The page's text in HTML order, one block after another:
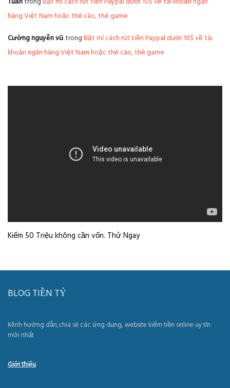
hàng Việt Nam hoặc thẻ cào, thẻ game
Cường nguyễn vũtrongBật mí cách rút tiền Paypal dưới 10$ về tài
khoản ngân hàng Việt Nam hoặc thẻ cào, thẻ game
Kiếm 50 Triệu không cần vốn. Thử Ngay
BLOG TIỀN TỶ
Kênh hướng dẫn,chia sẻ các ứng dụng, website kiếm tiền online uy tín
mới nhất
Giới thiệu